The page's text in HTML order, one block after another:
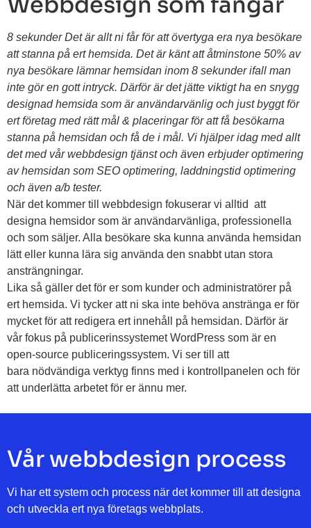
8 sekunderDet är allt ni får för att övertyga era nya besökare
att stanna på ert hemsida. Det är känt att åtminstone 50% av
nya besökare lämnar hemsidan inom 8 sekunder ifall man
inte gör en gott intryck. Därför är det jätte viktigt ha en snygg
designad hemsida som är användarvänlig och just byggt för
ert företag med rätt mål & placeringar för att få besökarna
stanna på hemsidan och få de i mål. Vi hjälper idag med allt
det med vår webbdesign tjänst och även erbjuder optimering
av hemsidan som SEO optimering, laddningstid optimering
och även a/b tester.
När det kommer till webbdesign fokuserar vi alltid att
designa hemsidor som är användarvänliga, professionella
och som säljer. Alla besökare ska kunna använda hemsidan
lätt eller kunna lära sig använda den snabbt utan stora
ansträngningar.
Lika så gäller det för er som kunder och administratörer på
ert hemsida. Vi tycker att ni ska inte behöva anstränga er för
mycket för att redigera ert innehåll på hemsidan. Därför är
vår fokus på publicerinssystemet WordPress som är en
open-source publiceringssystem. Vi ser till att
bara nödvändiga verktyg finns med i kontrollpanelen och för
att underlätta arbetet för er ännu mer.
Vår webbdesign process
Vi har ett system och process när det kommer till att designa
och utveckla ert nya företags webbplats.